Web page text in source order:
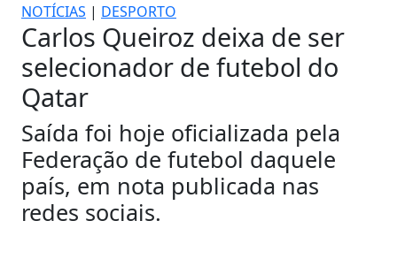
NOTÍCIAS | DESPORTO
Carlos Queiroz deixa de ser
selecionador de futebol do
Qatar
Saída foi hoje oficializada pela
Federação de futebol daquele
país, em nota publicada nas
redes sociais.